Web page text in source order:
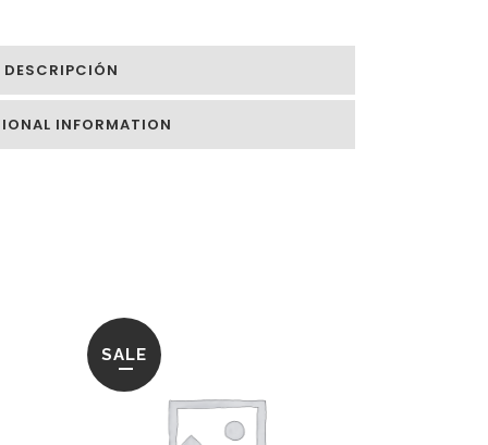
DESCRIPCIÓN
INFORMATION
SALE